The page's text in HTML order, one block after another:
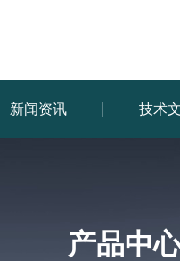
新闻资讯 技术
产品中